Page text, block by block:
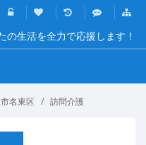
の生活を全力で応援します！
名東区 訪問介護